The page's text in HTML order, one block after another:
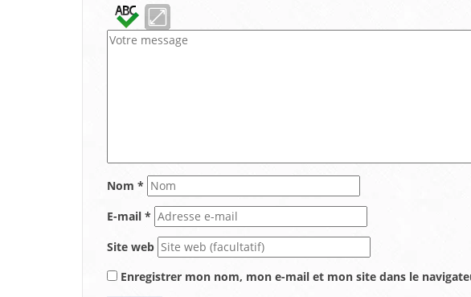
Nom *
E-mail *
Site web
Enregistrer mon nom, mon e-mail et mon site dans le